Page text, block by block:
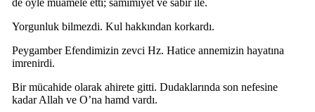
Yorgunluk bilmezdi. Kul hakkından korkardı.
Peygamber Efendimizin zevci Hz. Hatice annemizin hayatına
imrenirdi.
Bir mücahide olarak ahirete gitti. Dudaklarında son nefesine
kadar Allah ve O’na hamd vardı.